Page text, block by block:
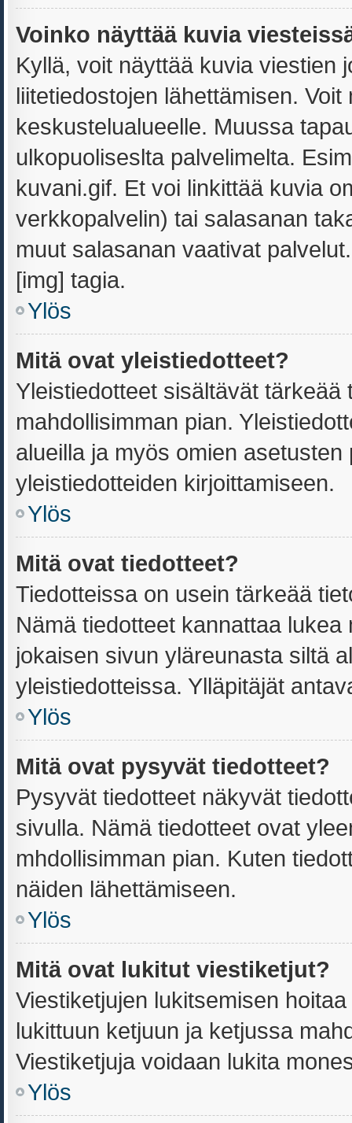
Voinko näyttää kuvia
Kyllä, voit näyttää kuvia viestien
liitetiedostojen lähettämisen.
keskustelualueelle. Muussa
ulkopuoliseslta palvelimelta.
kuvani.gif. Et voi linkittää kuvia
verkkopalvelin) tai salasanan
muut salasanan vaativat
[img] tagia.
Ylös
Mitä ovat yleistiedotteet?
Yleistiedotteet sisältävät
mahdollisimman pian.
alueilla ja myös omien
yleistiedotteiden kirjoittamiseen.
Ylös
Mitä ovat tiedotteet?
Tiedotteissa on usein tärkeää
Nämä tiedotteet kannattaa
jokaisen sivun yläreunasta siltä
yleistiedotteissa. Ylläpitäjät
Ylös
Mitä ovat pysyvät tiedotteet?
Pysyvät tiedotteet näkyvät
sivulla. Nämä tiedotteet ovat
mhdollisimman pian. Kuten
näiden lähettämiseen.
Ylös
Mitä ovat lukitut viestiketjut?
Viestiketjujen lukitsemisen
lukittuun ketjuun ja ketjussa
Viestiketjuja voidaan lukita
Ylös